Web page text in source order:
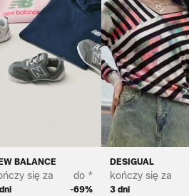
BALANCE
się za do *
-69%
DESIGUAL
kończy się za
3 dni